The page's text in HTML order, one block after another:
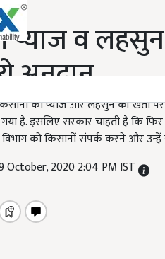
प्याज व
अनुदान
को प्याज और लहसुन की खेती
है. इसलिए सरकार चाहती है कि
विभाग को किसानों संपर्क करने और
October, 2020 2:04 PM IST